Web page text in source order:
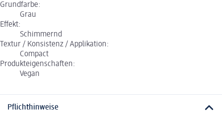
Grundfarbe:
Grau
Effekt:
Schimmernd
Textur / Konsistenz / Applikation:
Compact
Produkteigenschaften:
Vegan
Pflichthinweise